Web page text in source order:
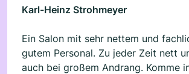
Karl-Heinz Strohmeyer
Ein Salon mit sehr nettem und
gutem Personal. Zu jeder Zeit nett
auch bei großem Andrang. Komme